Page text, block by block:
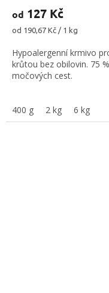
od 127 Kč
Měrná
od 190,67 Kč / 1 kg
Hypoalergenní krmivo
krůtou bez obilovin. 75
močových cest.
400 g 2 kg 6 kg